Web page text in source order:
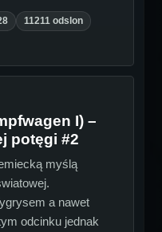
11211 odslon
I) –
potęgi #2
myślą
a nawet
odcinku jednak